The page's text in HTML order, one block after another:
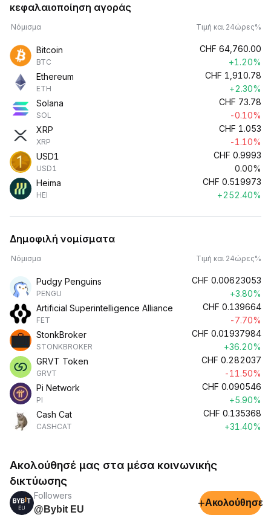
κεφαλαιοποίηση αγοράς
Νόμισμα Τιμή και 24ώρες%
Bitcoin
BTC
CHF 64,760.00
+1.20%
Ethereum
ETH
CHF 1,910.78
+2.30%
Solana
SOL
CHF 73.78
-0.10%
XRP
XRP
CHF 1.053
-1.10%
USD1
USD1
CHF 0.9993
0.00%
Heima
HEI
CHF 0.519973
+252.40%
Δημοφιλή νομίσματα
Νόμισμα Τιμή και 24ώρες%
Pudgy Penguins
PENGU
CHF 0.00623053
+3.80%
Artificial Superintelligence Alliance
FET
CHF 0.139664
-7.70%
StonkBroker
STONKBROKER
CHF 0.01937984
+36.20%
GRVT Token
GRVT
CHF 0.282037
-11.50%
Pi Network
PI
CHF 0.090546
+5.90%
Cash Cat
CASHCAT
CHF 0.135368
+31.40%
Ακολούθησέ μας στα μέσα κοινωνικής
δικτύωσης
Followers
@Bybit EU
+Ακολούθησε